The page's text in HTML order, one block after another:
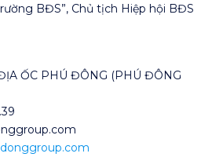
BĐS”, Chủ tịch Hiệp hội BĐS
ỐC PHÚ ĐÔNG (PHÚ ĐÔNG